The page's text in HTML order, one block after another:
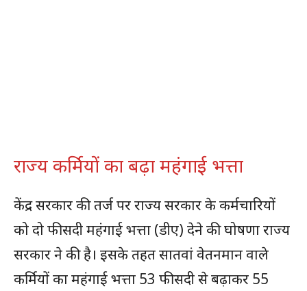
राज्य कर्मियों का बढ़ा महंगाई भत्ता
केंद्र सरकार की तर्ज पर राज्य सरकार के कर्मचारियों
को दो फीसदी महंगाई भत्ता (डीए) देने की घोषणा राज्य
सरकार ने की है। इसके तहत सातवां वेतनमान वाले
कर्मियों का महंगाई भत्ता 53 फीसदी से बढ़ाकर 55